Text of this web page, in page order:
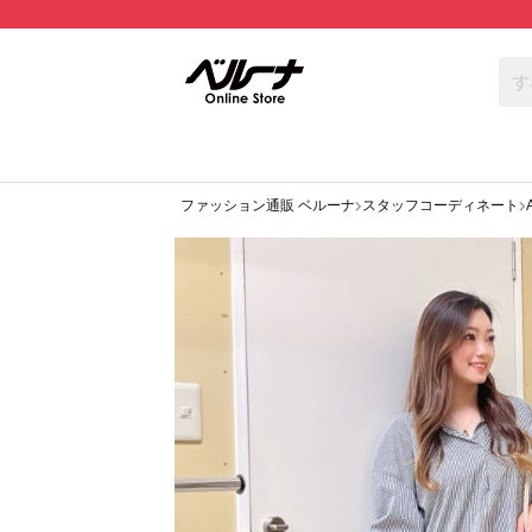
ファッション通販 ベルーナ スタッフコーディネート